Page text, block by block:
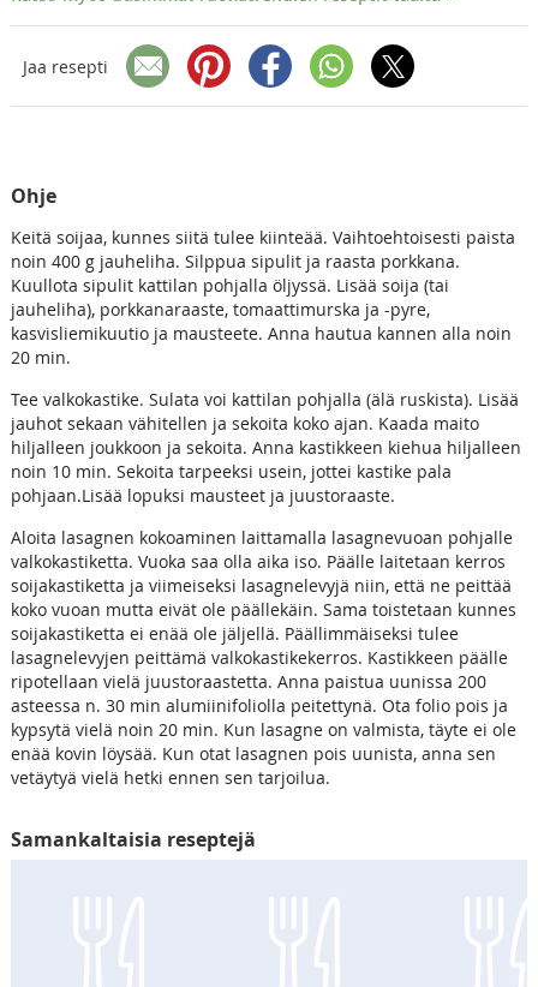
Jaa resepti
Ohje
Keitä soijaa, kunnes siitä tulee kiinteää. Vaihtoehtoisesti paista
noin 400 g jauheliha. Silppua sipulit ja raasta porkkana.
Kuullota sipulit kattilan pohjalla öljyssä. Lisää soija (tai
jauheliha), porkkanaraaste, tomaattimurska ja -pyre,
kasvisliemikuutio ja mausteete. Anna hautua kannen alla noin
20 min.
Tee valkokastike. Sulata voi kattilan pohjalla (älä ruskista). Lisää
jauhot sekaan vähitellen ja sekoita koko ajan. Kaada maito
hiljalleen joukkoon ja sekoita. Anna kastikkeen kiehua hiljalleen
noin 10 min. Sekoita tarpeeksi usein, jottei kastike pala
pohjaan.Lisää lopuksi mausteet ja juustoraaste.
Aloita lasagnen kokoaminen laittamalla lasagnevuoan pohjalle
valkokastiketta. Vuoka saa olla aika iso. Päälle laitetaan kerros
soijakastiketta ja viimeiseksi lasagnelevyjä niin, että ne peittää
koko vuoan mutta eivät ole päällekäin. Sama toistetaan kunnes
soijakastiketta ei enää ole jäljellä. Päällimmäiseksi tulee
lasagnelevyjen peittämä valkokastikekerros. Kastikkeen päälle
ripotellaan vielä juustoraastetta. Anna paistua uunissa 200
asteessa n. 30 min alumiinifoliolla peitettynä. Ota folio pois ja
kypsytä vielä noin 20 min. Kun lasagne on valmista, täyte ei ole
enää kovin löysää. Kun otat lasagnen pois uunista, anna sen
vetäytyä vielä hetki ennen sen tarjoilua.
Samankaltaisia reseptejä